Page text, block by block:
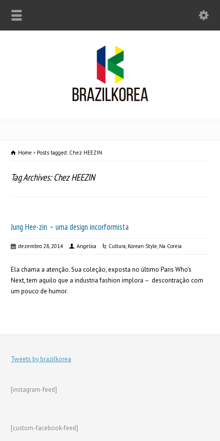
Home Posts tagged: Chez HEEZIN
Tag Archives: Chez HEEZIN
Jung Hee-zin – uma design incorformista
dezembro 28, 2014 Angelica Cultura, Korean Style, Na Coreia
Ela chama a atenção. Sua coleção, exposta no último Paris Who’s
Next, tem aquilo que a industria fashion implora – descontração com
um pouco de humor.
Tweets by brazilkorea
[instagram-feed]
[custom-facebook-feed]